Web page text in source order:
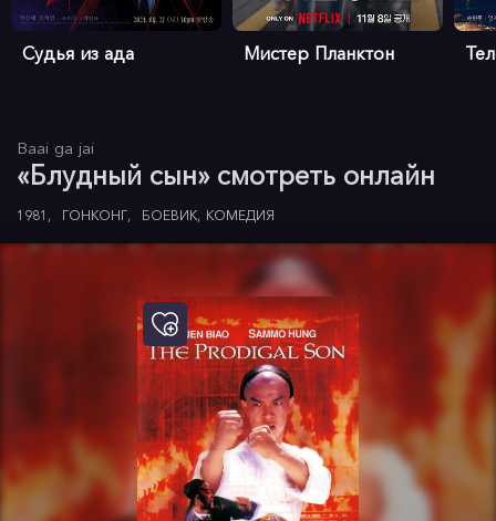
Судья из ада Мистер Планктон
Baai ga jai
«Блудный сын» смотреть онлайн
1981 ГОНКОНГ БОЕВИК КОМЕДИЯ